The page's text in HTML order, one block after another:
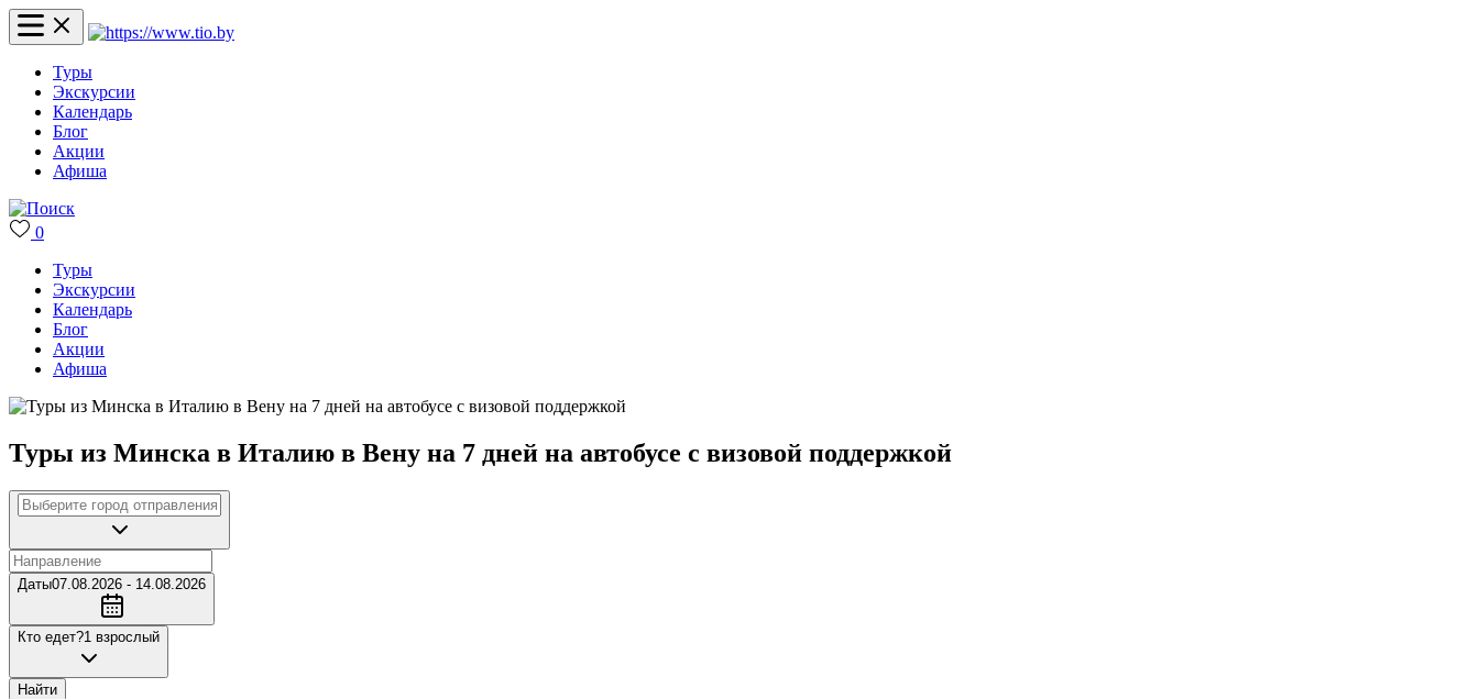
Туры
Экскурсии
Календарь
Блог
Акции
Афиша
0
Туры
Экскурсии
Календарь
Блог
Акции
Афиша
Туры из Минска в Италию в Вену на 7 дней на автобусе с визовой поддержкой
Даты07.08.2026 - 14.08.2026
Кто едет?1 взрослый
Найти